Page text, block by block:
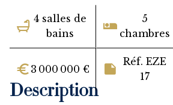
4 salles de
bains
5
chambres
3 000 000 €
Réf. EZE
17
Description